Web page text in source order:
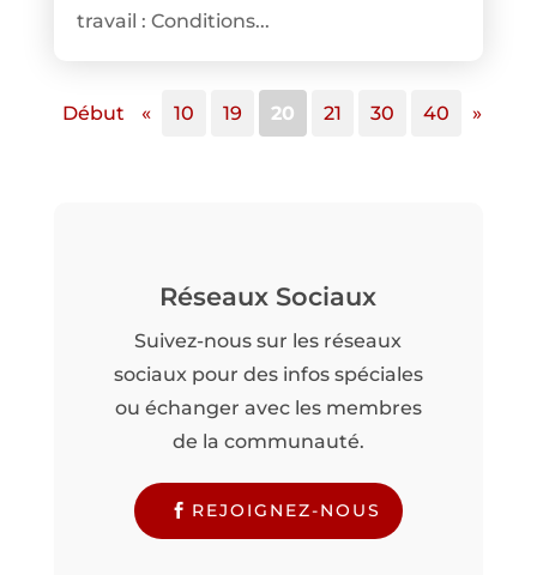
travail : Conditions...
Début « 10 19 20 21 30 40 »
Réseaux Sociaux
Suivez-nous sur les réseaux
sociaux pour des infos spéciales
ou échanger avec les membres
de la communauté.
REJOIGNEZ-NOUS